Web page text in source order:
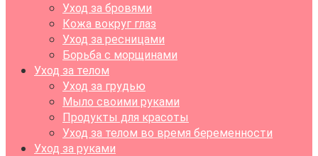
Уход за бровями
Кожа вокруг глаз
Уход за ресницами
Борьба с морщинами
Уход за телом
Уход за грудью
Мыло своими руками
Продукты для красоты
Уход за телом во время беременности
Уход за руками